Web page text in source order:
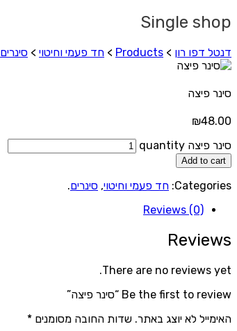
Single shop
דנטל דפו רון >
Products
> חד פעמי וחיטוי > סינרים
סינר פיצה
₪48.00
סינר פיצה quantity
Add to cart
Categories: חד פעמי וחיטוי, סינרים.
Reviews (0)
Reviews
There are no reviews yet.
Be the first to review “סינר פיצה”
האימייל לא יוצג באתר. שדות החובה מסומנים *